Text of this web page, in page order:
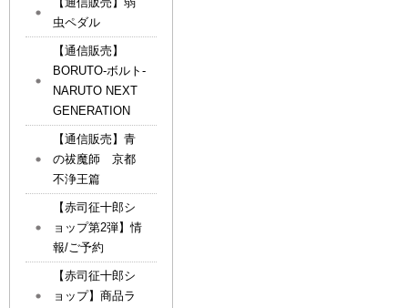
虫ペダル
【通信販売】
BORUTO-ボルト-
NARUTO NEXT
GENERATION
【通信販売】青
の祓魔師 京都
不浄王篇
【赤司征十郎シ
ョップ第2弾】情
報/ご予約
【赤司征十郎シ
ョップ】商品ラ